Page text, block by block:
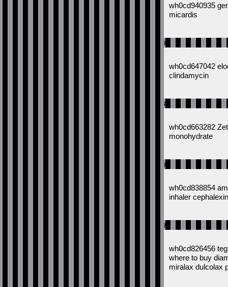
wh0cd940935
micardis
#
wh0cd647042
clindamycin
#
wh0cd663282
monohydrate
#
wh0cd838854
inhaler cephalexin
#
wh0cd826456
where to buy
miralax dulcolax